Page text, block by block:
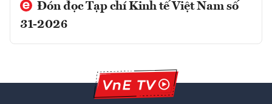
Đón đọc Tạp chí Kinh tế Việt Nam số
31-2026